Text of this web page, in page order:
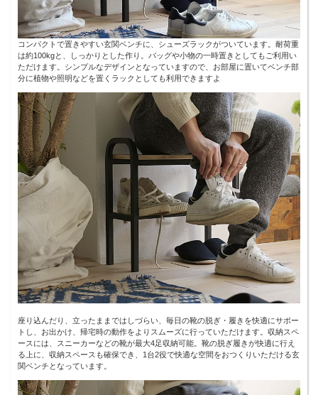
コンパクトで置きやすい玄関ベンチに、シューズラックがついています。耐荷重
は約100kgと、しっかりとした作り。バッグや小物の一時置きとしてもご利用い
ただけます。シンプルなデザインとなっていますので、お部屋に置いてベンチ部
分に植物や照明などを置くラックとしても利用できますよ
座り込んだり、立ったままではしづらい、毎日の靴の脱ぎ・履きを快適にサポー
トし、お出かけ、帰宅時の動作をよりスムーズに行っていただけます。収納スペ
ースには、スニーカーなどの靴が最大4足収納可能。靴の脱ぎ履きが快適に行え
る上に、収納スペースも確保でき、1台2役で快適な空間をおつくりいただける玄
関ベンチとなっています。